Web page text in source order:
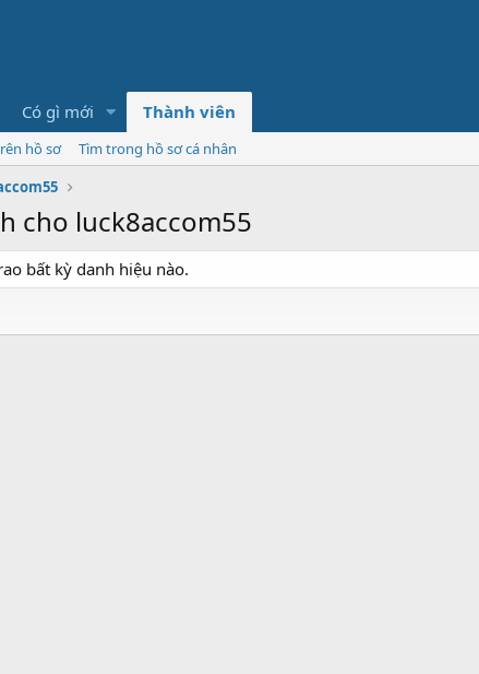
Có gì mới Thành viên
hồ sơ
Tìm trong hồ sơ cá nhân
cho luck8accom55
bất kỳ danh hiệu nào.